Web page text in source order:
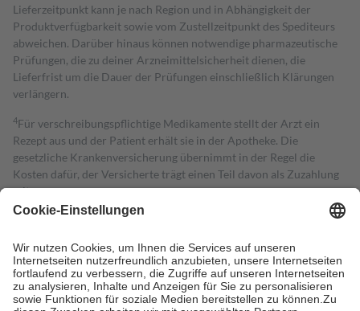
Lieferzeitpunkt kann je nach Region und in Abhängigkeit der
Produktverfügbarkeit sowie vom Zustellzeitpunkt des Spediteurs
abweichen. Darüber hinaus können notwendige pharmazeutische
Prüfungen, die zu deiner Arzneimittelsicherheit dienen, die
Lieferfrist um die Dauer der Prüfungen einschließlich Klärungen
verlängern.
4Für verschreibungspflichtige Medikamente stellt der Arzt ein
Rezept aus und der Patient erhält sie in der Apotheke. Die
gesetzliche Krankenversicherung übernimmt in der Regel die
Kosten dafür, der Versicherte trägt einen Teil davon als Zuzahlung
mit.
Grundsätzlich leisten Mitglieder Zuzahlungen in Höhe von zehn
höchstens zehn Euro.
Es sind jedoch nie mehr als die tatsächlichen
Kosten der Leistung zu entrichten.
Diese Regeln gelten grundsätzlich auch für Online-Apotheken.
Bei Heilmitteln und häuslicher Krankenpflege beträgt die